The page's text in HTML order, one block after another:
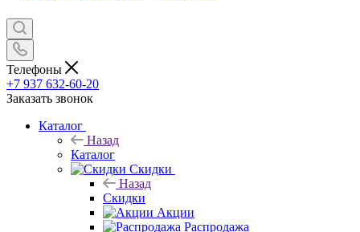
Телефоны
+7 937 632-60-20
Заказать звонок
Каталог
Назад
Каталог
Скидки
Назад
Скидки
Акции
Распродажа